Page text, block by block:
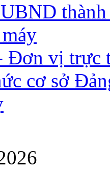
thành
Đơn vị trực
cơ sở